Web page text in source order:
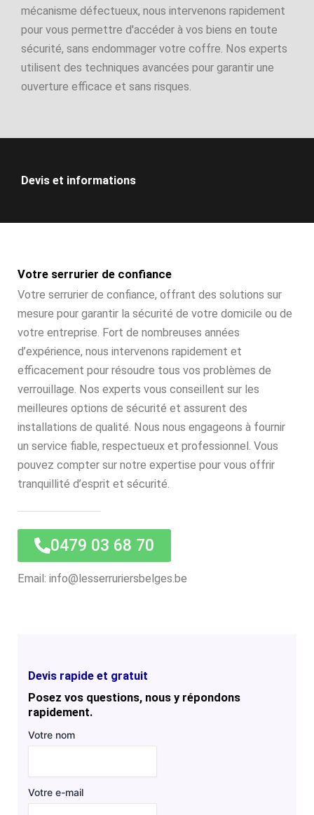
mécanisme défectueux, nous intervenons rapidement
pour vous permettre d'accéder à vos biens en toute
sécurité, sans endommager votre coffre. Nos experts
utilisent des techniques avancées pour garantir une
ouverture efficace et sans risques.
Devis et informations
Votre serrurier de confiance
Votre serrurier de confiance, offrant des solutions sur
mesure pour garantir la sécurité de votre domicile ou de
votre entreprise. Fort de nombreuses années
d’expérience, nous intervenons rapidement et
efficacement pour résoudre tous vos problèmes de
verrouillage. Nos experts vous conseillent sur les
meilleures options de sécurité et assurent des
installations de qualité. Nous nous engageons à fournir
un service fiable, respectueux et professionnel. Vous
pouvez compter sur notre expertise pour vous offrir
tranquillité d’esprit et sécurité.
0479 03 68 70
Email: info@lesserruriersbelges.be
Devis rapide et gratuit
Posez vos questions, nous y répondons
rapidement.
Votre nom
Votre e-mail